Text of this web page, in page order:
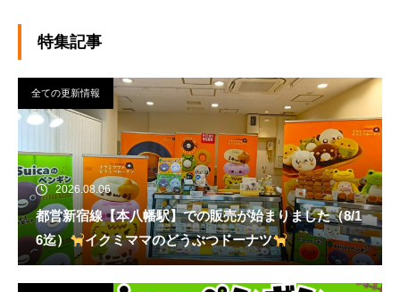
特集記事
全ての更新情報
2026.08.06
都営新宿線【本八幡駅】での販売が始まりました（8/1
6迄）
イクミママのどうぶつドーナツ